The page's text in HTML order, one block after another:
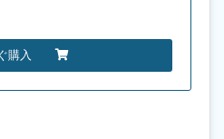
購入